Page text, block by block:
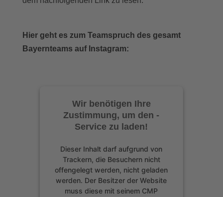
Hier geht es zum Teamspruch des gesamt
Bayernteams auf Instagram:
Wir benötigen Ihre
Zustimmung, um den -
Service zu laden!
Dieser Inhalt darf aufgrund von
Trackern, die Besuchern nicht
offengelegt werden, nicht geladen
werden. Der Besitzer der Website
muss diese mit seinem CMP